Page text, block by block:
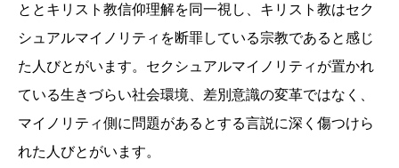
ととキリスト教信仰理解を同一視し、キリスト教はセク
シュアルマイノリティを断罪している宗教であると感じ
た人びとがいます。セクシュアルマイノリティが置かれ
ている生きづらい社会環境、差別意識の変革ではなく、
マイノリティ側に問題があるとする言説に深く傷つけら
れた人びとがいます。